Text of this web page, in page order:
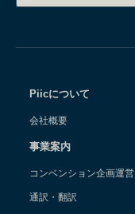
Piicについて
会社概要
事業案内
コンベンション企画運営
通訳・翻訳